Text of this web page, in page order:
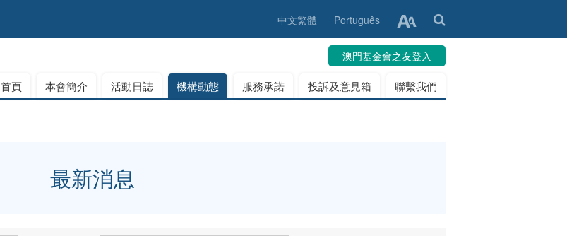
中文繁體 Português
澳門基金會之友登入
首頁 本會簡介 活動日誌 機構動態 服務承諾 投訴及意見箱 聯繫我們
最新消息